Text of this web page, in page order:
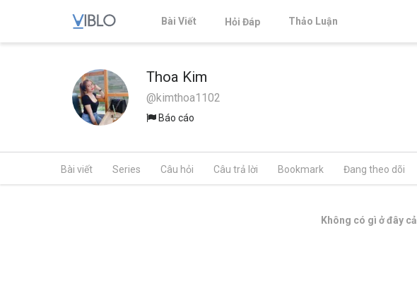
Bài Viết Hỏi Đáp Thảo Luận
Thoa Kim
@kimthoa1102
Báo cáo
Bài viết Series Câu hỏi Câu trả lời Bookmark Đang theo dõi
Không có gì ở đây cả